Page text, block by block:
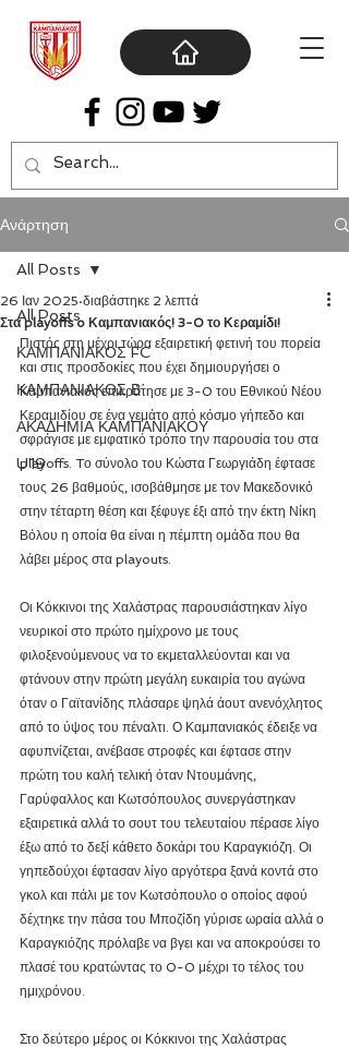
Ανάρτηση
All Posts
ΚΑΜΠΑΝΙΑΚΟΣ FC
ΚΑΜΠΑΝΙΑΚΟΣ Β΄
ΑΚΑΔΗΜΙΑ ΚΑΜΠΑΝΙΑΚΟΥ
U19
All Posts
Στα playoffs o Καμπανιακός! 3-0 το Κεραμίδι!
26 Ιαν 2025 διαβάστηκε 2 λεπτά
Πιστός στη μέχρι τώρα εξαιρετική φετινή του πορεία
και στις προσδοκίες που έχει δημιουργήσει ο
Καμπανιακός επικράτησε με 3-0 του Εθνικού Νέου
Κεραμιδίου σε ένα γεμάτο από κόσμο γήπεδο και
σφράγισε με εμφατικό τρόπο την παρουσία του στα
playoffs. Tο σύνολο του Κώστα Γεωργιάδη έφτασε
τους 26 βαθμούς, ισοβάθμησε με τον Μακεδονικό
στην τέταρτη θέση και ξέφυγε έξι από την έκτη Νίκη
Βόλου η οποία θα είναι η πέμπτη ομάδα που θα
λάβει μέρος στα playouts.
Οι Κόκκινοι της Χαλάστρας παρουσιάστηκαν λίγο
νευρικοί στο πρώτο ημίχρονο με τους
φιλοξενούμενους να το εκμεταλλεύονται και να
φτάνουν στην πρώτη μεγάλη ευκαιρία του αγώνα
όταν ο Γαϊτανίδης πλάσαρε ψηλά άουτ ανενόχλητος
από το ύψος του πέναλτι. Ο Καμπανιακός έδειξε να
αφυπνίζεται, ανέβασε στροφές και έφτασε στην
πρώτη του καλή τελική όταν Ντουμάνης,
Γαρύφαλλος και Κωτσόπουλος συνεργάστηκαν
εξαιρετικά αλλά το σουτ του τελευταίου πέρασε λίγο
έξω από το δεξί κάθετο δοκάρι του Καραγκιόζη. Οι
γηπεδούχοι έφτασαν λίγο αργότερα ξανά κοντά στο
γκολ και πάλι με τον Κωτσόπουλο ο οποίος αφού
δέχτηκε την πάσα του Μποζίδη γύρισε ωραία αλλά ο
Καραγκιόζης πρόλαβε να βγει και να αποκρούσει το
πλασέ του κρατώντας το 0-0 μέχρι το τέλος του
ημιχρόνου.
Στο δεύτερο μέρος οι Κόκκινοι της Χαλάστρας